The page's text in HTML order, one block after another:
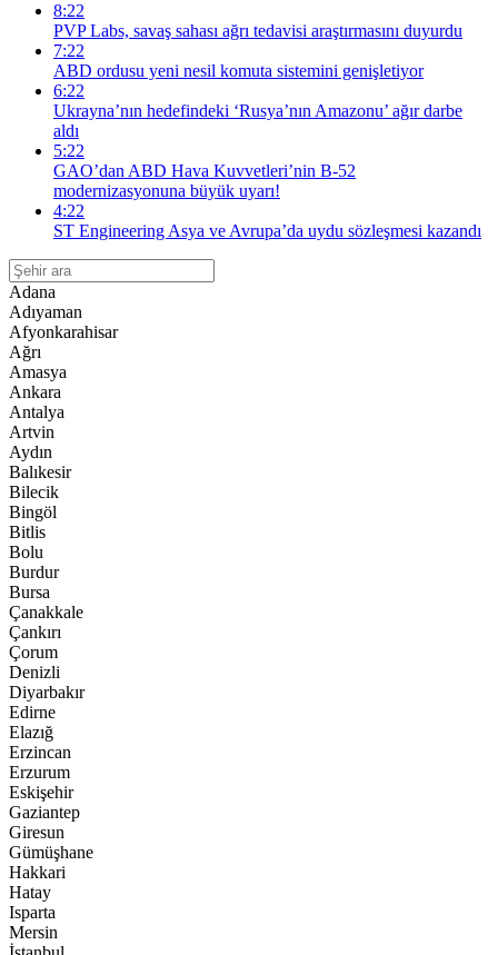
8:22
PVP Labs, savaş sahası ağrı tedavisi araştırmasını duyurdu
7:22
ABD ordusu yeni nesil komuta sistemini genişletiyor
6:22
Ukrayna’nın hedefindeki ‘Rusya’nın Amazonu’ ağır darbe
aldı
5:22
GAO’dan ABD Hava Kuvvetleri’nin B-52
modernizasyonuna büyük uyarı!
4:22
ST Engineering Asya ve Avrupa’da uydu sözleşmesi kazandı
Adana
Adıyaman
Afyonkarahisar
Ağrı
Amasya
Ankara
Antalya
Artvin
Aydın
Balıkesir
Bilecik
Bingöl
Bitlis
Bolu
Burdur
Bursa
Çanakkale
Çankırı
Çorum
Denizli
Diyarbakır
Edirne
Elazığ
Erzincan
Erzurum
Eskişehir
Gaziantep
Giresun
Gümüşhane
Hakkari
Hatay
Isparta
Mersin